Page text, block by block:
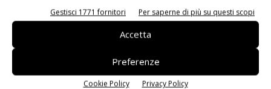
Gestisci 1771 fornitori Per saperne di più su questi scopi
Accetta
Preferenze
Cookie Policy Privacy Policy
Automazione dei test: l’AI riduce
tempi e manutenzione
Test 5G: il mercato delle
apparecchiature spicca il volo